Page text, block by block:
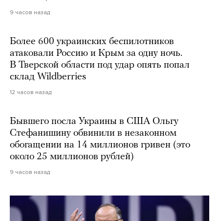
9 часов назад
Более 600 украинских беспилотников
атаковали Россию и Крым за одну ночь.
В Тверской области под удар опять попал
склад Wildberries
12 часов назад
Бывшего посла Украины в США Ольгу
Стефанишину обвинили в незаконном
обогащении на 14 миллионов гривен (это
около 25 миллионов рублей)
9 часов назад